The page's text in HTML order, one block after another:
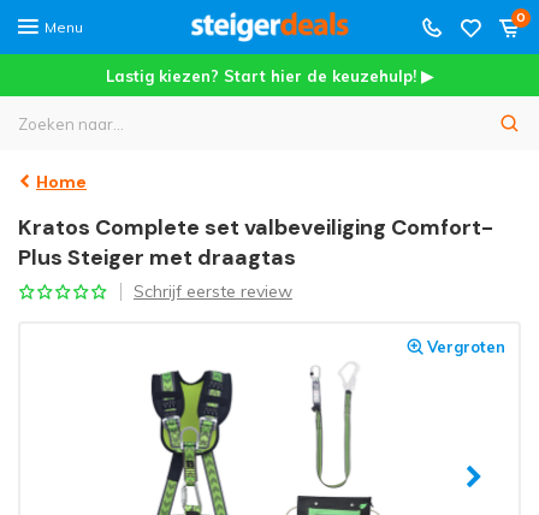
Menu
0
Lastig kiezen? Start hier de keuzehulp! ▶
Home
Kratos Complete set valbeveiliging Comfort-
Plus Steiger met draagtas
Schrijf eerste review
Vergroten